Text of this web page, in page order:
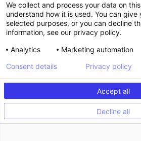
3 Fallstrick Nr. 3:
Personalisierung
falschen Tools
We collect and process your data on
understand how it is used. You can give
selected purposes, or you can decline
information, see our privacy policy.
Analytics
Marketing automation
Accept all
Decline all
Consent details Privacy policy